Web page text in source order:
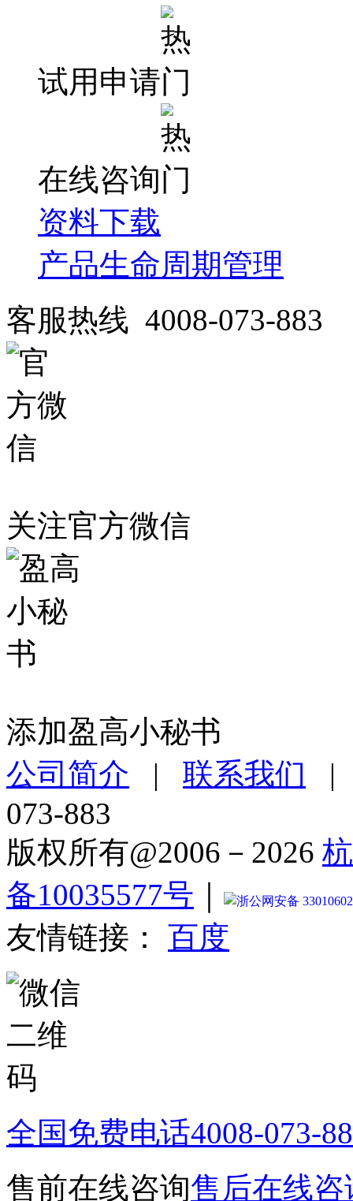
试用申请
在线咨询
资料下载
产品生命周期管理
客服热线 4008-073-883
关注官方微信
添加盈高小秘书
公司简介 | 联系我们
073-883
版权所有@2006－2026
备10035577号
浙公网安备
友情链接： 百度
全国免费电话4008-073-
售前在线咨询售后在线咨